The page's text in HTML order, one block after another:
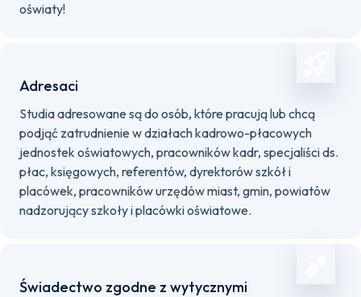
oświaty!
Adresaci
Studia adresowane są do osób, które pracują lub chcą
podjąć zatrudnienie w działach kadrowo-płacowych
jednostek oświatowych, pracowników kadr, specjaliści ds.
płac, księgowych, referentów, dyrektorów szkół i
placówek, pracowników urzędów miast, gmin, powiatów
nadzorujący szkoły i placówki oświatowe.
Świadectwo zgodne z wytycznymi